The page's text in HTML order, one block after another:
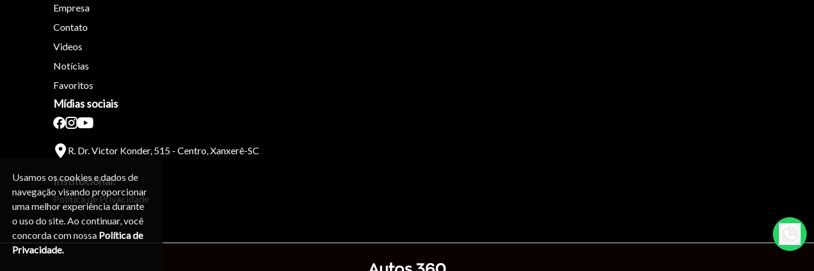
Usamos os cookies e dados de
navegação visando proporcionar
uma melhor experiência durante
o uso do site. Ao continuar, você
concorda com nossa Política de
Privacidade.
Empresa
Contato
Videos
Notícias
Favoritos
Mídias sociais
R. Dr. Victor Konder, 515 - Centro, Xanxerê-SC
Institucional:
Política de Privacidade